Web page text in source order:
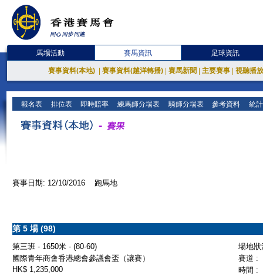
馬場活動 賽馬資訊 足球資訊
賽事資料(本地) 賽事資料(越洋轉播) 賽馬新聞 主要賽事 視聽播
報名表 排位表 即時賠率 練馬師分場表 騎師分場表 參考資料 統
賽事日期: 12/10/2016 跑馬地
第 5 場 (98)
第三班 - 1650米 - (80-60)
場地
國際青年商會香港總會參議會盃（讓賽）
賽道 :
HK$ 1,235,000
時間 :